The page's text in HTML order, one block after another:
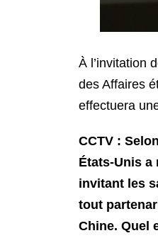
À l’invitation
des Affaires
effectuera
CCTV :
États-Unis a
invitant les
tout
Chine. Quel